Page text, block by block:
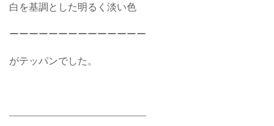
白を基調とした明るく淡い色
ーーーーーーーーーーーーーー
がテッパンでした。
――――――――――――――